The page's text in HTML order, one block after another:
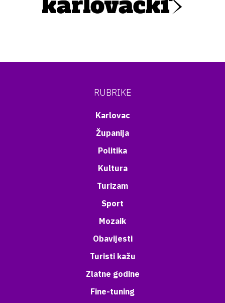
RUBRIKE
Karlovac
Županija
Politika
Kultura
Turizam
Sport
Mozaik
Obavijesti
Turisti kažu
Zlatne godine
Fine-tuning